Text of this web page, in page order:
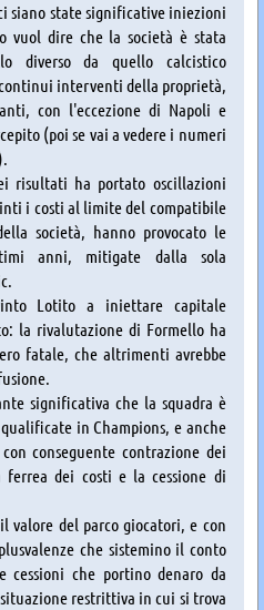
siano state significative iniezioni
dire che la società è stata
diverso da quello calcistico
interventi della proprietà,
con l'eccezione di Napoli e
(poi se vai a vedere i numeri
risultati ha portato oscillazioni
i costi al limite del compatibile
società, hanno provocato le
anni, mitigate dalla sola
Lotito a iniettare capitale
la rivalutazione di Formello ha
fatale, che altrimenti avrebbe
significativa che la squadra è
in Champions, e anche
conseguente contrazione dei
dei costi e la cessione di
del parco giocatori, e con
che sistemino il conto
cessioni che portino denaro da
restrittiva in cui si trova